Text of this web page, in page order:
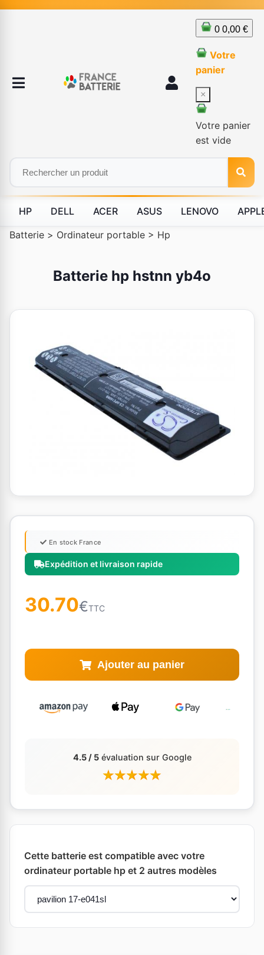
0 0,00 €
Votre
panier
×
Votre panier
est vide
HP DELL ACER ASUS LENOVO
Batterie > Ordinateur portable > Hp
Batterie hp hstnn yb4o
Expédition et livraison rapide
En stock France
30.70€TTC
Ajouter au panier
4.5 / 5évaluation sur Google
Cette batterie est compatible avec votre
ordinateur portable hp et 2 autres modèles